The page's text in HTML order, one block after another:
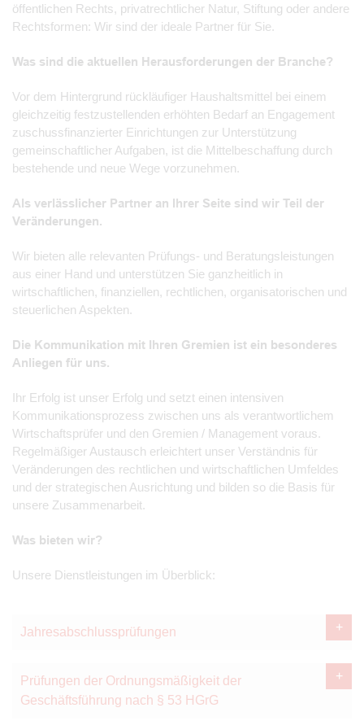
öffentlichen Rechts, privatrechtlicher Natur, Stiftung oder andere
Rechtsformen: Wir sind der ideale Partner für Sie.
Was sind die aktuellen Herausforderungen der Branche?
Vor dem Hintergrund rückläufiger Haushaltsmittel bei einem
gleichzeitig festzustellenden erhöhten Bedarf an Engagement
zuschussfinanzierter Einrichtungen zur Unterstützung
gemeinschaftlicher Aufgaben, ist die Mittelbeschaffung durch
bestehende und neue Wege vorzunehmen.
Als verlässlicher Partner an Ihrer Seite sind wir Teil der
Veränderungen.
Wir bieten alle relevanten Prüfungs- und Beratungsleistungen
aus einer Hand und unterstützen Sie ganzheitlich in
wirtschaftlichen, finanziellen, rechtlichen, organisatorischen und
steuerlichen Aspekten.
Die Kommunikation mit Ihren Gremien ist ein besonderes
Anliegen für uns.
Ihr Erfolg ist unser Erfolg und setzt einen intensiven
Kommunikationsprozess zwischen uns als verantwortlichem
Wirtschaftsprüfer und den Gremien / Management voraus.
Regelmäßiger Austausch erleichtert unser Verständnis für
Veränderungen des rechtlichen und wirtschaftlichen Umfeldes
und der strategischen Ausrichtung und bilden so die Basis für
unsere Zusammenarbeit.
Was bieten wir?
Unsere Dienstleistungen im Überblick:
Jahresabschlussprüfungen
Prüfungen der Ordnungsmäßigkeit der
Geschäftsführung nach § 53 HGrG